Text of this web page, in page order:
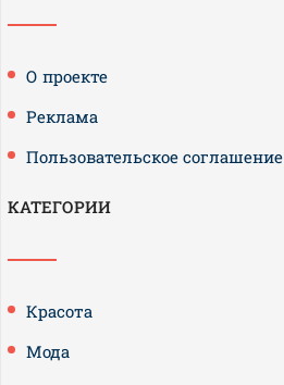
О проекте
Реклама
Пользовательское соглашение
КАТЕГОРИИ
Красота
Мода